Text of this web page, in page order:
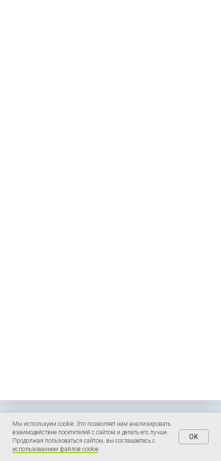
ЗАПРОСИТЬ СТОИМОСТЬ
Мы используем cookie. Это позволяет нам анализировать
взаимодействие посетителей с сайтом и делать его лучше.
Продолжая пользоваться сайтом, вы соглашаетесь с
использованием файлов cookie.
OK